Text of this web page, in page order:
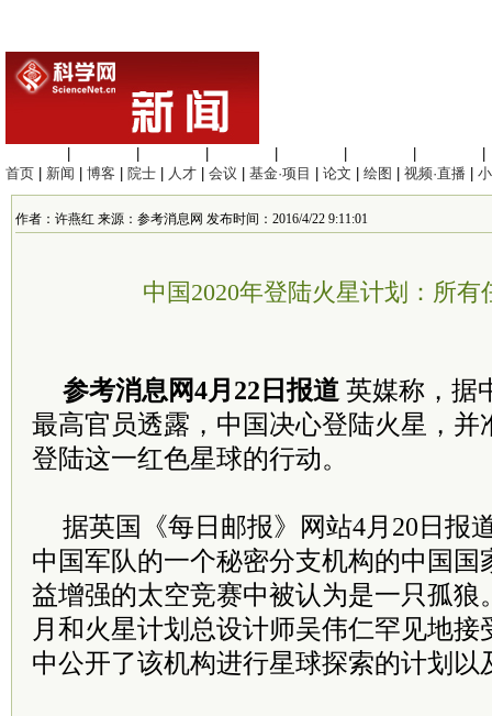
首页
新闻 博客 院士 人才 会议 基金·项目 论文 绘图 视频·直播
作者：许燕红 来源：参考消息网 发布时间：2016/4/22 9:11:01
中国2020年登陆火星计划：所有
参考消息网4月22日报道 英媒称，据
最高官员透露，中国决心登陆火星，并
登陆这一红色星球的行动。
据英国《每日邮报》网站4月20日报
中国军队的一个秘密分支机构的中国国
益增强的太空竞赛中被认为是一只孤狼
月和火星计划总设计师吴伟仁罕见地
中公开了该机构进行星球探索的计划以